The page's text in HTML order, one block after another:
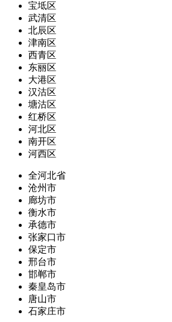
宝坻区
武清区
北辰区
津南区
西青区
东丽区
大港区
汉沽区
塘沽区
红桥区
河北区
南开区
河西区
全河北省
沧州市
廊坊市
衡水市
承德市
张家口市
保定市
邢台市
邯郸市
秦皇岛市
唐山市
石家庄市